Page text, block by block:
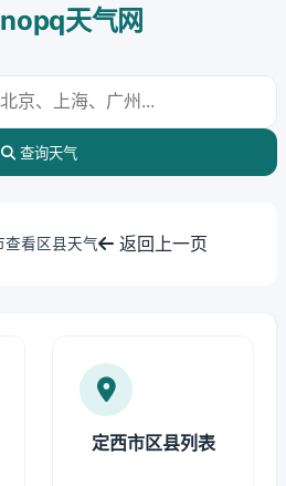
天气网
查询天气
查看区县天气 返回上一页
定西市区县列表